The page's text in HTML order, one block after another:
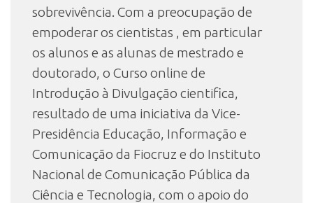
sobrevivência. Com a preocupação de
empoderar os cientistas , em particular
os alunos e as alunas de mestrado e
doutorado, o Curso online de
Introdução à Divulgação cientifica,
resultado de uma iniciativa da Vice-
Presidência Educação, Informação e
Comunicação da Fiocruz e do Instituto
Nacional de Comunicação Pública da
Ciência e Tecnologia, com o apoio do